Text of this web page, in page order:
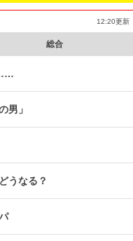
12:20更新
総合
男」
うなる？